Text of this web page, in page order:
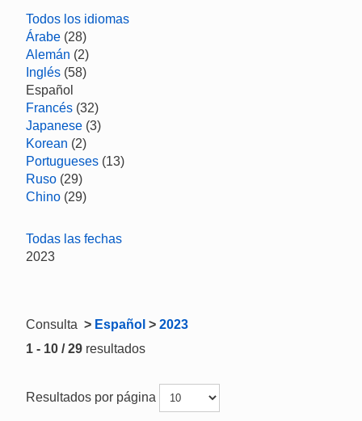
Todos los idiomas
Árabe (28)
Alemán (2)
Inglés (58)
Español
Francés (32)
Japanese (3)
Korean (2)
Portugueses (13)
Ruso (29)
Chino (29)
Todas las fechas
2023
Consulta > Español > 2023
1 - 10 / 29 resultados
Resultados por página